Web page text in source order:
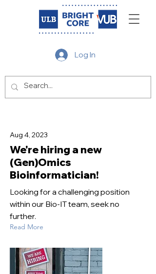
Log In
Aug 4, 2023
We're hiring a new
(Gen)Omics
Bioinformatician!
Looking for a challenging position
within our Bio-IT team, seek no
further.
Read More